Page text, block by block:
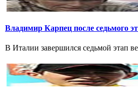
Владимир Карпец после седьмого
В Италии завершился седьмой этап